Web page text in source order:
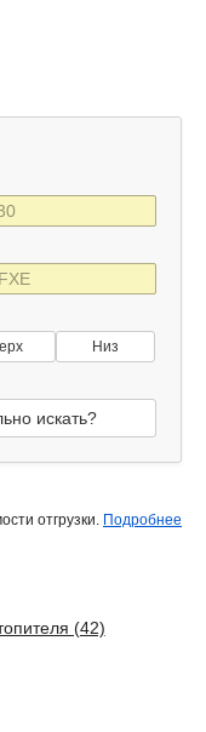
Низ
искать?
отгрузки. Подробнее
(42)